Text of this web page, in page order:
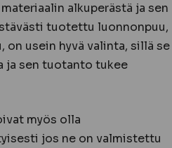
alkuperästä ja sen
tuotettu luonnonpuu,
usein hyvä valinta, sillä se
ja sen tuotanto tukee
myös olla
jos ne on valmistettu